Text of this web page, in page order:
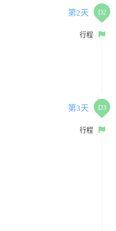
第2天 D2
行程
第3天 D3
行程